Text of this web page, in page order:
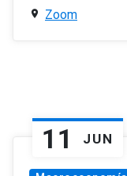
Zoom
11 JUN